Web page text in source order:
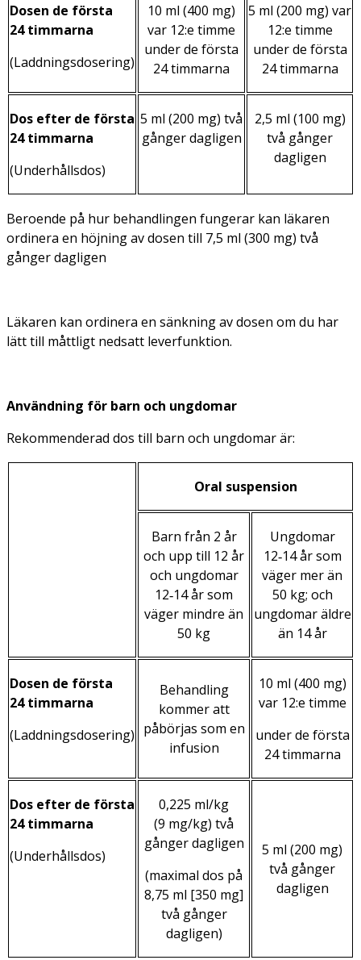
Dosen de första
24 timmarna
(Laddningsdosering)
10 ml (400 mg)
var 12:e timme
under de första
24 timmarna
5 ml (200 mg) var
12:e timme
under de första
24 timmarna
Dos efter de första
24 timmarna
(Underhållsdos)
5 ml (200 mg) två
gånger dagligen
2,5 ml (100 mg)
två gånger
dagligen
Beroende på hur behandlingen fungerar kan läkaren
ordinera en höjning av dosen till 7,5 ml (300 mg) två
gånger dagligen
Läkaren kan ordinera en sänkning av dosen om du har
lätt till måttligt nedsatt leverfunktion.
Användning för barn och ungdomar
Rekommenderad dos till barn och ungdomar är:
Oral suspension
Barn från 2 år
och upp till 12 år
och ungdomar
12‑14 år som
väger mindre än
50 kg
Ungdomar
12‑14 år som
väger mer än
50 kg; och
ungdomar äldre
än 14 år
Dosen de första
24 timmarna
(Laddningsdosering)
Behandling
kommer att
påbörjas som en
infusion
10 ml (400 mg)
var 12:e timme
under de första
24 timmarna
Dos efter de första
24 timmarna
(Underhållsdos)
0,225 ml/kg
(9 mg/kg) två
gånger dagligen
(maximal dos på
8,75 ml [350 mg]
två gånger
dagligen)
5 ml (200 mg)
två gånger
dagligen